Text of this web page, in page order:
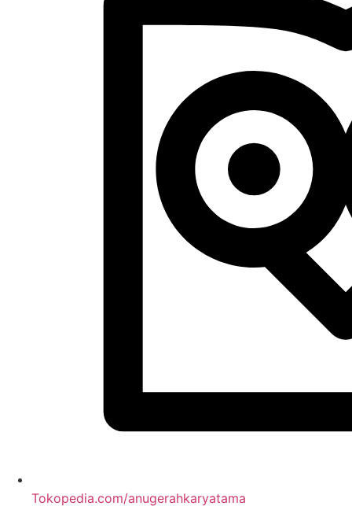
Tokopedia.com/anugerahkaryatama